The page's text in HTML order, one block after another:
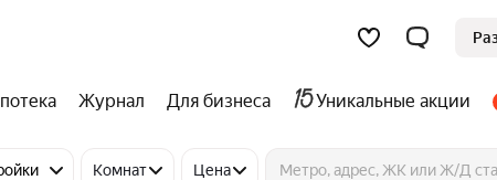
Журнал Для бизнеса Уникальные акции
Комнат Цена